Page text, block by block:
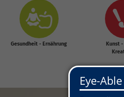
Gesundheit - Ernährung
Kunst